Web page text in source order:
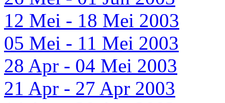
12 Mei - 18 Mei 2003
05 Mei - 11 Mei 2003
28 Apr - 04 Mei 2003
21 Apr - 27 Apr 2003